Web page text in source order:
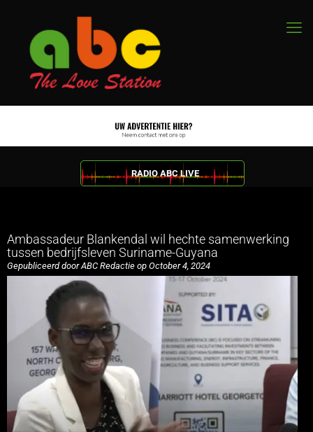
RADIO ABC LIVE
Ambassadeur Blankendal wil hechte samenwerking
tussen bedrijfsleven Suriname-Guyana
Gepubliceerd door ABC Redactie op October 4, 2024